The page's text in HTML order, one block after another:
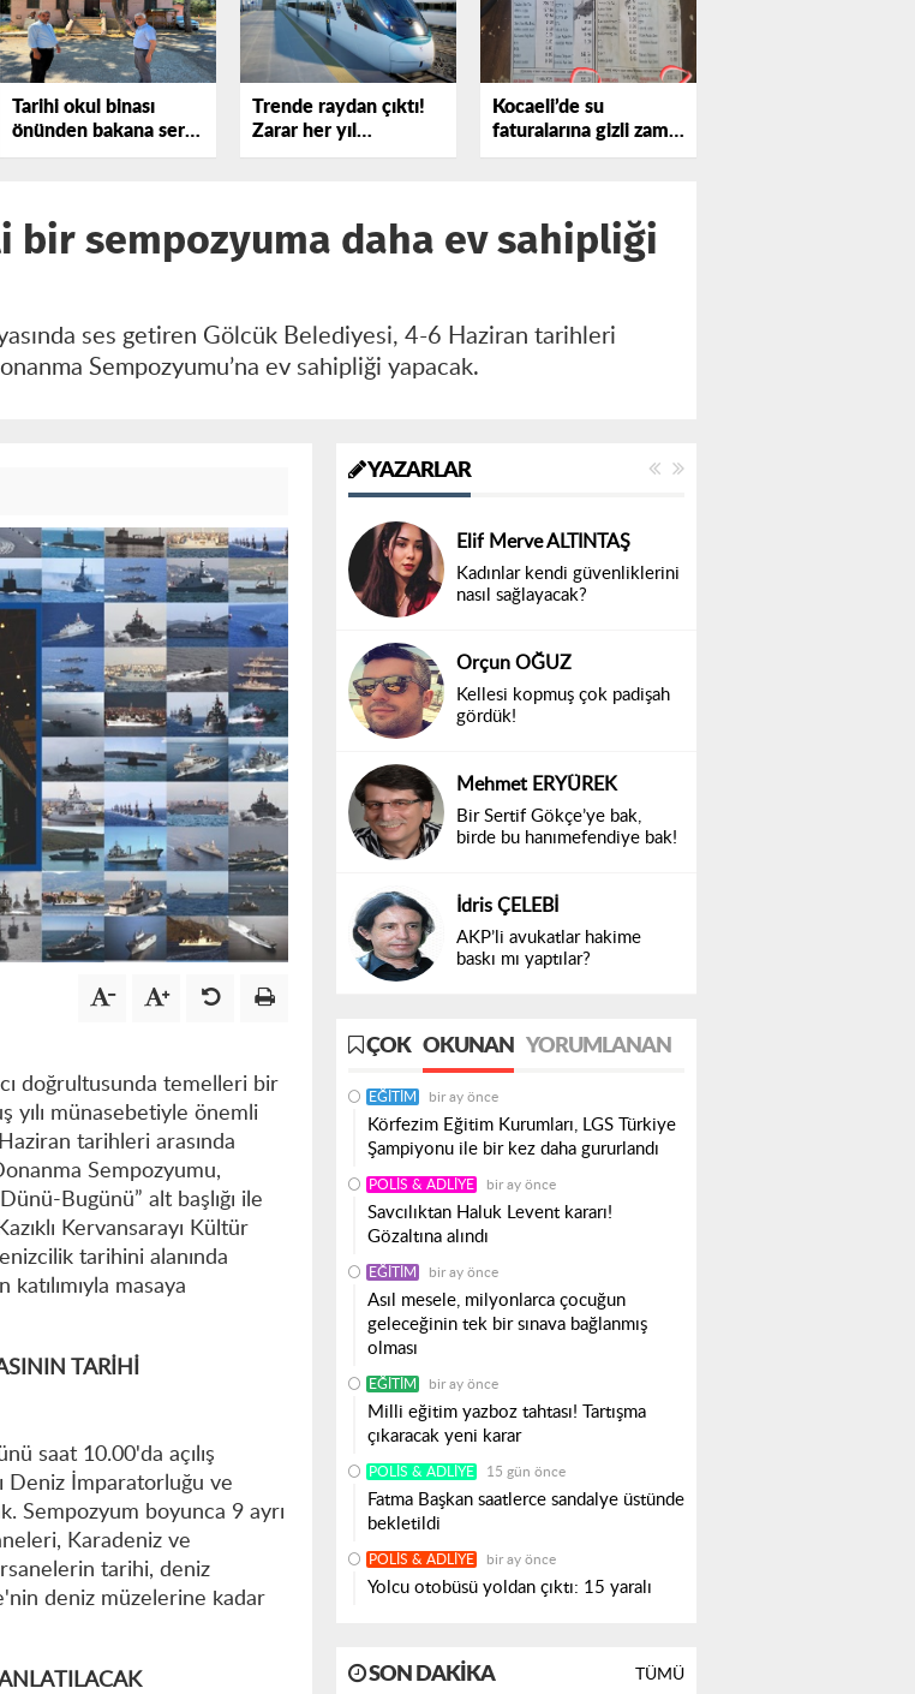
Tarihi okul binası
önünden bakana sert
tepki gösterdi!
Trende raydan çıktı!
Zarar her yıl
katlanıyor
Kocaeli’de su
faturalarına gizli zam
iddiası
bir sempozyuma daha ev sahipliği
ses getiren Gölcük Belediyesi, 4-6 Haziran tarihleri
Sempozyumu’na ev sahipliği yapacak.
doğrultusunda temelleri bir
yılı münasebetiyle önemli
tarihleri arasında
Sempozyumu,
Bugünü” alt başlığı ile
Kervansarayı Kültür
tarihini alanında
masaya
TARİHİ
saat 10.00'da açılış
Deniz İmparatorluğu ve
Sempozyum boyunca 9 ayrı
Karadeniz ve
tarihi, deniz
deniz müzelerine kadar
YAZARLAR
Elif Merve ALTINTAŞ
Kadınlar kendi güvenliklerini
nasıl sağlayacak?
Orçun OĞUZ
Kellesi kopmuş çok padişah
gördük!
Mehmet ERYÜREK
Bir Sertif Gökçe’ye bak,
birde bu hanımefendiye bak!
İdris ÇELEBİ
AKP’li avukatlar hakime
baskı mı yaptılar?
ÇOK OKUNAN YORUMLANAN
EĞITIM bir ay önce
Körfezim Eğitim Kurumları, LGS Türkiye
Şampiyonu ile bir kez daha gururlandı
POLIS & ADLIYE bir ay önce
Savcılıktan Haluk Levent kararı!
Gözaltına alındı
EĞITIM bir ay önce
Asıl mesele, milyonlarca çocuğun
geleceğinin tek bir sınava bağlanmış
olması
EĞITIM bir ay önce
Milli eğitim yazboz tahtası! Tartışma
çıkaracak yeni karar
POLIS & ADLIYE 15 gün önce
Fatma Başkan saatlerce sandalye üstünde
bekletildi
POLIS & ADLIYE bir ay önce
Yolcu otobüsü yoldan çıktı: 15 yaralı
SON DAKIKA TÜMÜ